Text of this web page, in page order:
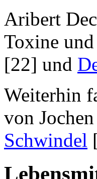
Aribert
Toxine
[22] und
Weiterhin
von
Schwindel